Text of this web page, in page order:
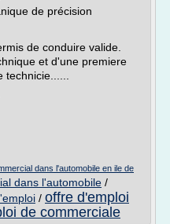
de précision
de conduire valide.
et d'une premiere
dans l'automobile en ile de
dans l'automobile /
/ offre d'emploi
de commerciale